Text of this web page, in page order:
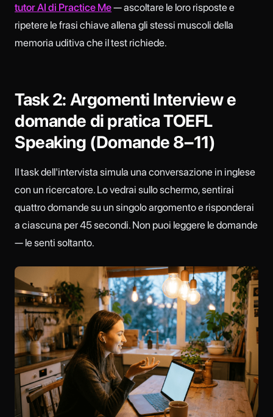
tutor AI di Practice Me— ascoltare le loro risposte e
ripetere le frasi chiave allena gli stessi muscoli della
memoria uditiva che il test richiede.
Task 2: Argomenti Interview e
domande di pratica TOEFL
Speaking (Domande 8–11)
Il task dell'intervista simula una conversazione in inglese
con un ricercatore. Lo vedrai sullo schermo, sentirai
quattro domande su un singolo argomento e risponderai
a ciascuna per 45 secondi. Non puoi leggere le domande
— le senti soltanto.